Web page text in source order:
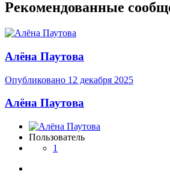
Рекомендованные
Алёна Паутова
Опубликовано 12 декабря 2025
Алёна Паутова
Пользователь
1